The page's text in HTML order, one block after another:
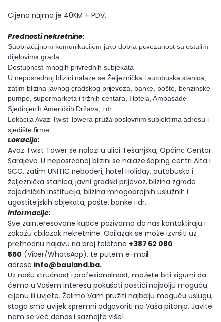
Cijena najma je 40KM + PDV.
Prednosti nekretnine:
Saobraćajnom komunikacijom jako dobra povezanost sa ostalim
dijelovima grada
Dostupnost mnogih privrednih subjekata
U neposrednoj blizini nalaze se Željeznička i autobuska stanica,
zatim blizina javnog gradskog prijevoza, banke, pošte, benzinske
pumpe, supermarketa i tržnih centara, Hotela, Ambasade
Sjedinjenih Američkih Država, i dr.
Lokacija Avaz Twist Towera pruža poslovnim subjektima adresu i
sjedište firme
Lokacija:
Avaz Twist Tower se nalazi u ulici Tešanjska, Općina Centar
Sarajevo. U neposrednoj blizini se nalaze šoping centri Alta i
SCC, zatim UNITIC neboderi, hotel Holiday, autobuska i
željeznička stanica, javni gradski prijevoz, blizina zgrade
zajedničkih institucija, blizina mnogobrojnih uslužnih i
ugostiteljskih objekata, pošte, banke i dr.
Informacije:
Sve zainteresovane kupce pozivamo da nas kontaktiraju i
zakažu obilazak nekretnine. Obilazak se može izvršiti uz
prethodnu najavu na broj telefona +387 62 080
550 (Viber/WhatsApp), te putem e-mail
adrese info@bauland.ba.
Uz našu stručnost i profesionalnost, možete biti sigurni da
ćemo u Vašem interesu pokušati postići najbolju moguću
cijenu ili uvjete. Želimo Vam pružiti najbolju moguću uslugu,
stoga smo uvijek spremni odgovoriti na Vaša pitanja. Javite
nam se već danas i saznajte više!